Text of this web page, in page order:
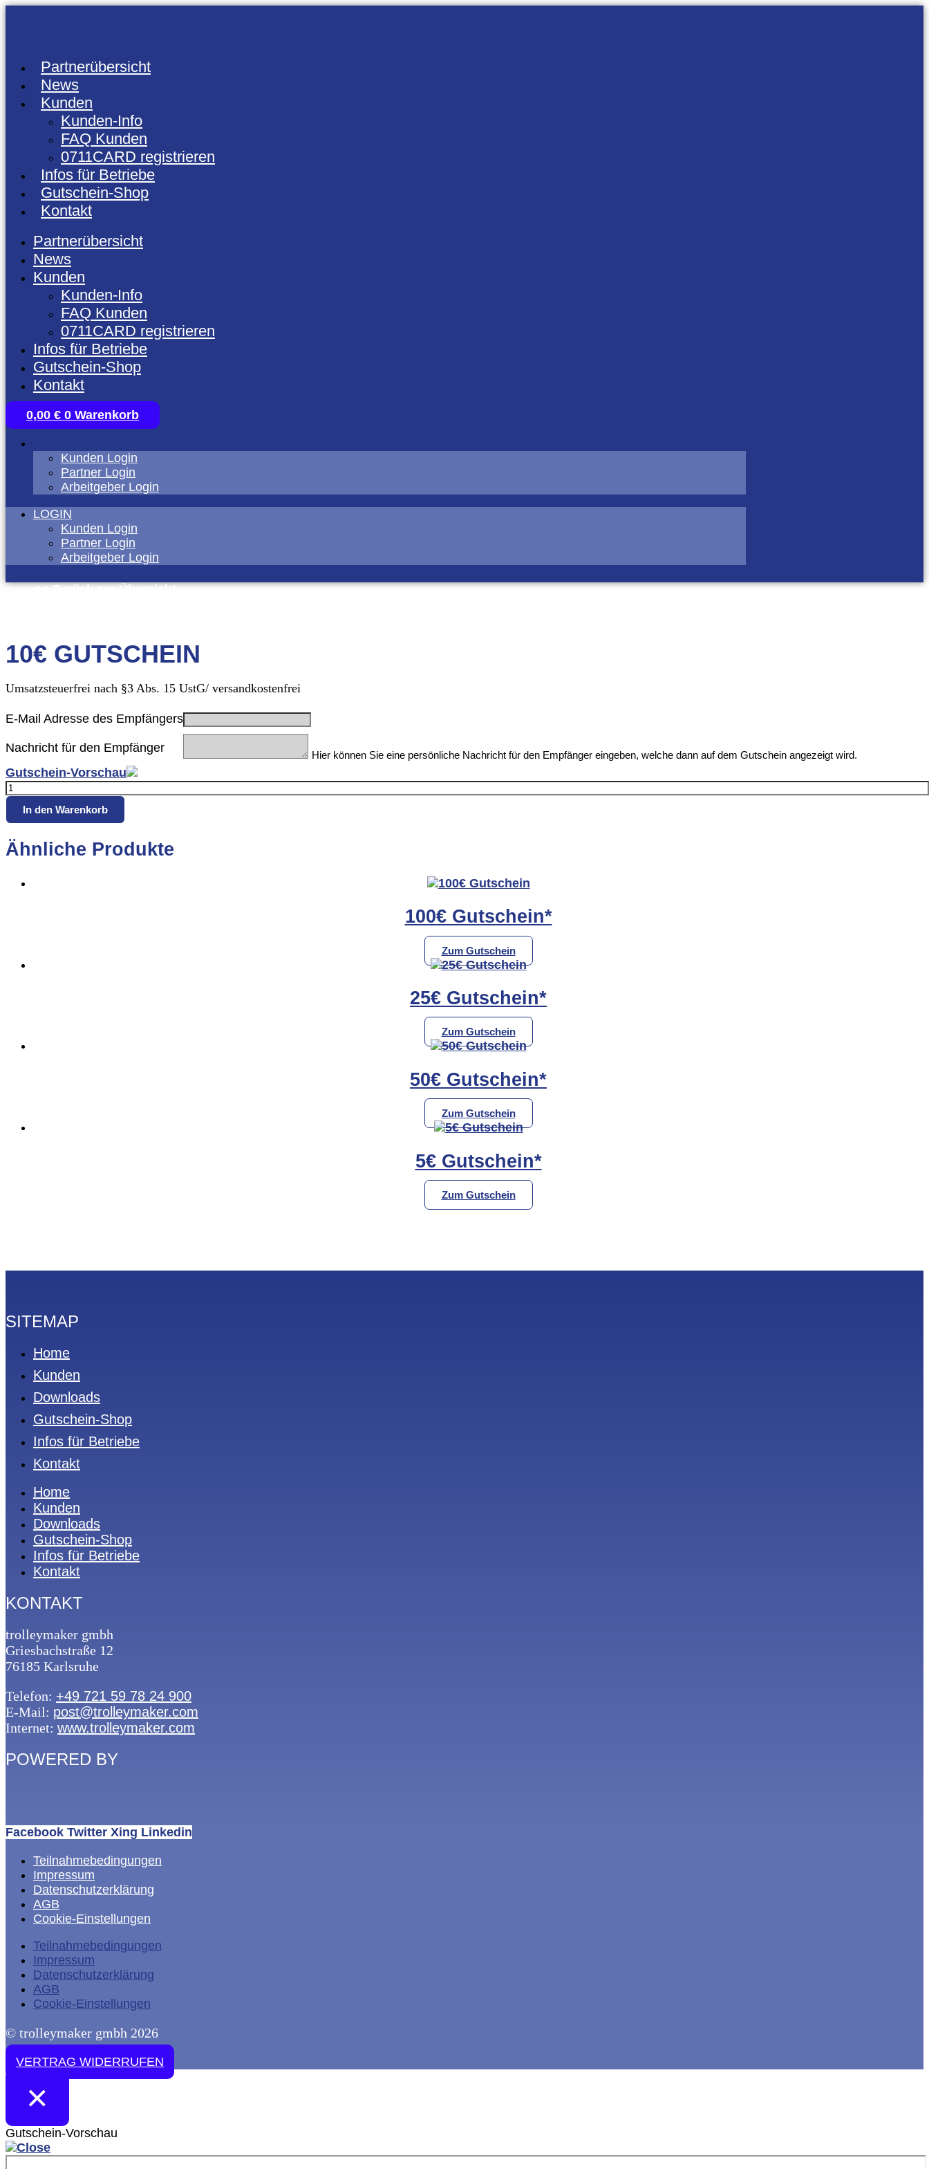
Partnerübersicht
News
Kunden
Kunden-Info
FAQ Kunden
0711CARD registrieren
Infos für Betriebe
Gutschein-Shop
Kontakt
Partnerübersicht
News
Kunden
Kunden-Info
FAQ Kunden
0711CARD registrieren
Infos für Betriebe
Gutschein-Shop
Kontakt
0,00 € 0 Warenkorb
Kunden Login
Partner Login
Arbeitgeber Login
LOGIN
Kunden Login
Partner Login
Arbeitgeber Login
<< Zurück zur Übersicht
10€ GUTSCHEIN
Umsatzsteuerfrei nach §3 Abs. 15 UstG/ versandkostenfrei
E-Mail Adresse des Empfängers
Nachricht für den Empfänger
Hier können Sie eine persönliche Nachricht für den Empfänger eingeben, welche dann auf dem Gutschein angezeigt wird.
Gutschein-Vorschau
10€
Gutschein
Menge
In den Warenkorb
Ähnliche Produkte
100€ Gutschein*
Zum Gutschein
25€ Gutschein*
Zum Gutschein
50€ Gutschein*
Zum Gutschein
5€ Gutschein*
Zum Gutschein
SITEMAP
Home
Kunden
Downloads
Gutschein-Shop
Infos für Betriebe
Kontakt
Home
Kunden
Downloads
Gutschein-Shop
Infos für Betriebe
Kontakt
KONTAKT
trolleymaker gmbh
Griesbachstraße 12
76185 Karlsruhe
Telefon: +49 721 59 78 24 900
E-Mail: post@trolleymaker.com
Internet: www.trolleymaker.com
POWERED BY
Facebook Twitter Xing Linkedin
Teilnahmebedingungen
Impressum
Datenschutzerklärung
AGB
Cookie-Einstellungen
Teilnahmebedingungen
Impressum
Datenschutzerklärung
AGB
Cookie-Einstellungen
© trolleymaker gmbh 2026
VERTRAG WIDERRUFEN
×
Gutschein-Vorschau